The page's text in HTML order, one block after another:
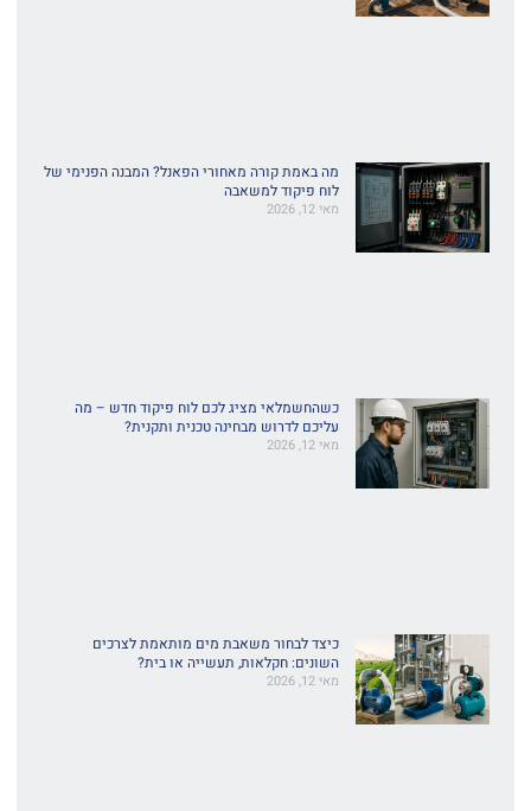
מה באמת קורה מאחורי הפאנל? המבנה הפנימי של
לוח פיקוד למשאבה
מאי 12, 2026
כשהחשמלאי מציג לכם לוח פיקוד חדש – מה
עליכם לדרוש מבחינה טכנית ותקנית?
מאי 12, 2026
כיצד לבחור משאבת מים מותאמת לצרכים
השונים: חקלאות, תעשייה או בית?
מאי 12, 2026